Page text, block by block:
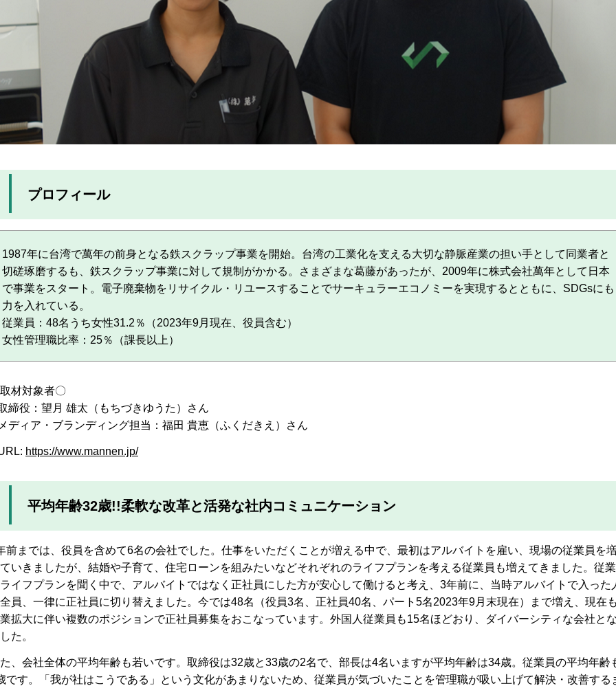
プロフィール
1987年に台湾で萬年の前身となる鉄スクラップ事業を開始。台湾の工業化を支える大切な静脈産業の担い手として同業者と
切磋琢磨するも、鉄スクラップ事業に対して規制がかかる。さまざまな葛藤があったが、2009年に株式会社萬年として日本
で事業をスタート。電子廃棄物をリサイクル・リユースすることでサーキュラーエコノミーを実現するとともに、SDGsにも
力を入れている。
従業員：48名うち女性31.2％（2023年9月現在、役員含む）
女性管理職比率：25％（課長以上）
材対象者〇
役：望月 雄太（もちづきゆうた）さん
ィア・ブランディング担当：福田 貴恵（ふくだきえ）さん
https://www.mannen.jp/
平均年齢32歳!!柔軟な改革と活発な社内コミュニケーション
前までは、役員を含めて6名の会社でした。仕事をいただくことが増える中で、最初はアルバイトを雇い、現場の従業員を
いきましたが、結婚や子育て、住宅ローンを組みたいなどそれぞれのライフプランを考える従業員も増えてきました。従
イフプランを聞く中で、アルバイトではなく正社員にした方が安心して働けると考え、3年前に、当時アルバイトで入った
員、一律に正社員に切り替えました。今では48名（役員3名、正社員40名、パート5名2023年9月末現在）まで増え、現在
拡大に伴い複数のポジションで正社員募集をおこなっています。外国人従業員も15名ほどおり、ダイバーシティな会社と
た。
、会社全体の平均年齢も若いです。取締役は32歳と33歳の2名で、部長は4名いますが平均年齢は34歳。従業員の平均年齢
です。「我が社はこうである」という文化があまりないため、従業員が気づいたことを管理職が吸い上げて解決・改善する